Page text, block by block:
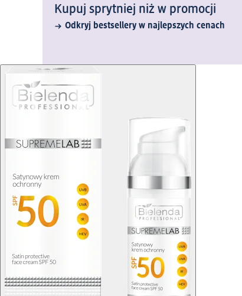
Kupuj sprytniej niż w promocji
Odkryj bestsellery w najlepszych cenach